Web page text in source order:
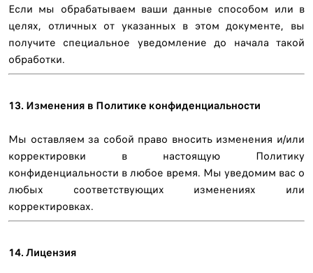
Если мы обрабатываем ваши данные способом или в
целях, отличных от указанных в этом документе, вы
получите специальное уведомление до начала такой
обработки.
13. Изменения в Политике конфиденциальности
Мы оставляем за собой право вносить изменения и/или
корректировки в настоящую Политику
конфиденциальности в любое время. Мы уведомим вас о
любых соответствующих изменениях или
корректировках.
14. Лицензия